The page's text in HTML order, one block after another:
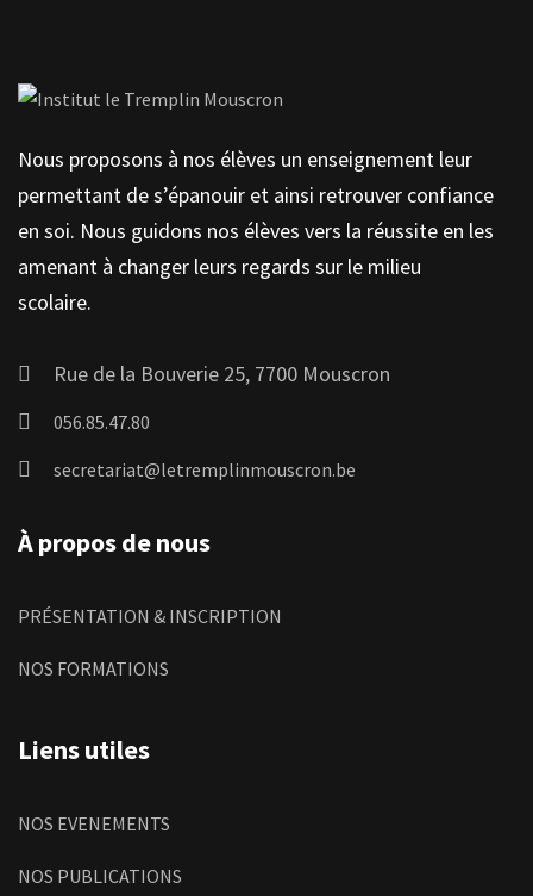
Nous proposons à nos élèves un enseignement leur
permettant de s’épanouir et ainsi retrouver confiance
en soi. Nous guidons nos élèves vers la réussite en les
amenant à changer leurs regards sur le milieu
scolaire.
Rue de la Bouverie 25, 7700 Mouscron
056.85.47.80
secretariat@letremplinmouscron.be
À propos de nous
PRÉSENTATION & INSCRIPTION
NOS FORMATIONS
Liens utiles
NOS EVENEMENTS
NOS PUBLICATIONS